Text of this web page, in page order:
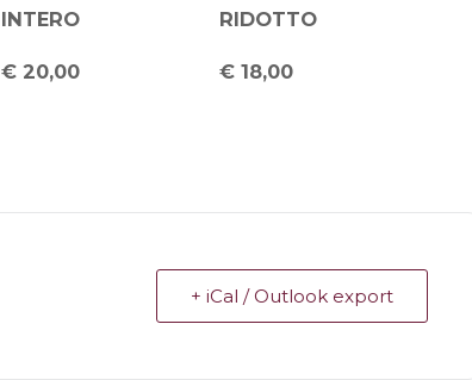
INTERO RIDOTTO
€ 20,00 € 18,00
+ iCal / Outlook export